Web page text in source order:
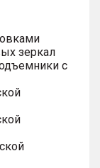
зеркал
с